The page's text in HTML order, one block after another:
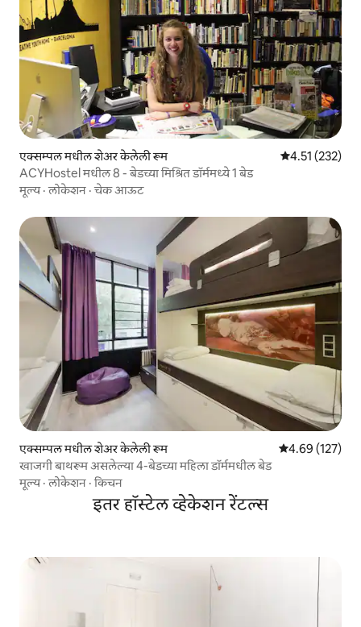
एक्सम्पल मधील शेअर केलेली रूम 5 पैकी 4.51
4.51 (232)
ACYHostel मधील 8 - बेडच्या मिश्रित डॉर्ममध्ये 1 बेड
मूल्य·लोकेशन ·चेक आऊट
एक्सम्पल मधील शेअर केलेली रूम 5 पैकी 4.69
4.69 (127)
खाजगी बाथरूम असलेल्या 4-बेडच्या महिला डॉर्ममधील बेड
मूल्य·लोकेशन ·किचन
इतर हॉस्टेल व्हेकेशन रेंटल्स